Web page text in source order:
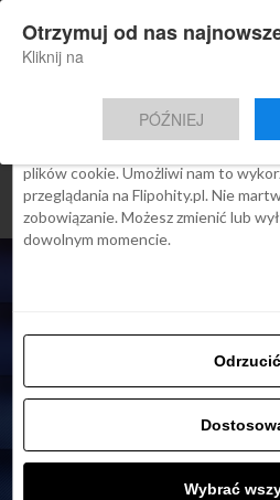
Nowa aplikacja Flipohity
Aktualne wiadomości,
Narodowa
Polsce przedłużona
końca stycznia
Zgoda
Ta strona używa
We Flipo robimy wszystko, aby
plików cookie. Umożliwi nam to
przeglądania na Flipohity.pl. Nie
zobowiązanie. Możesz zmienić lub
dowolnym momencie.
Odrzucić
Wybrać
Otrzymuj od nas
Kliknij na
PÓŹNIEJ